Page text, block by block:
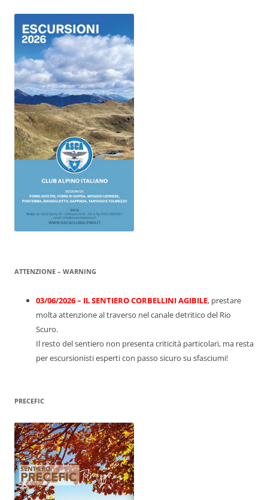
ATTENZIONE – WARNING
03/06/2026 – IL SENTIERO CORBELLINI AGIBILE, prestare
molta attenzione al traverso nel canale detritico del Rio
Scuro.
Il resto del sentiero non presenta criticità particolari, ma resta
per escursionisti esperti con passo sicuro su sfasciumi!
PRECEFIC